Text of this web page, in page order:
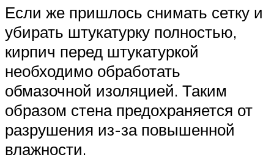
Если же пришлось снимать сетку и
убирать штукатурку полностью,
кирпич перед штукатуркой
необходимо обработать
обмазочной изоляцией. Таким
образом стена предохраняется от
разрушения из-за повышенной
влажности.